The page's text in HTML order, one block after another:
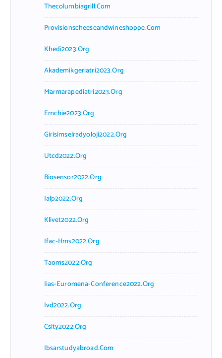
Thecolumbiagrill.com
Provisionscheeseandwineshoppe.com
Khedi2023.org
Akademikgeriatri2023.org
Marmarapediatri2023.org
Emchie2023.org
Girisimselradyoloji2022.org
Utcd2022.org
Biosensor2022.org
Ialp2022.org
Klivet2022.org
Ifac-Hms2022.org
Taoms2022.org
Iias-Euromena-Conference2022.org
Ivd2022.org
Csity2022.org
Ibsarstudyabroad.com